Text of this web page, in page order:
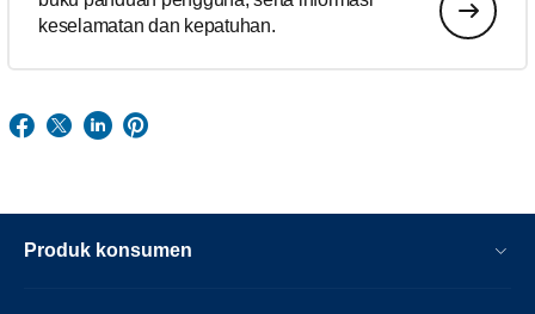
keselamatan dan kepatuhan.
Produk konsumen